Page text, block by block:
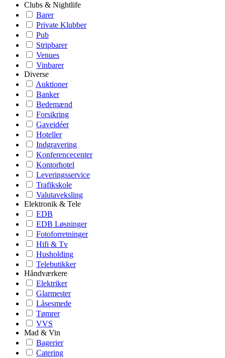
Clubs & Nightlife
Barer
Private Klubber
Pub
Stripbarer
Venues
Vinbarer
Diverse
Auktioner
Banker
Bedemænd
Forsikring
Gaveidéer
Hoteller
Indgravering
Konferencecenter
Kontorhotel
Leveringsservice
Trafikskole
Valutaveksling
Elektronik & Tele
EDB
EDB Løsninger
Fotoforretninger
Hifi & Tv
Husholding
Telebutikker
Håndværkere
Elektriker
Glarmester
Låsesmede
Tømrer
VVS
Mad & Vin
Bagerier
Catering